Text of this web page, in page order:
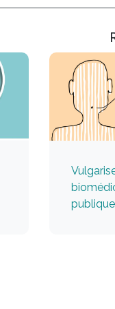
publique